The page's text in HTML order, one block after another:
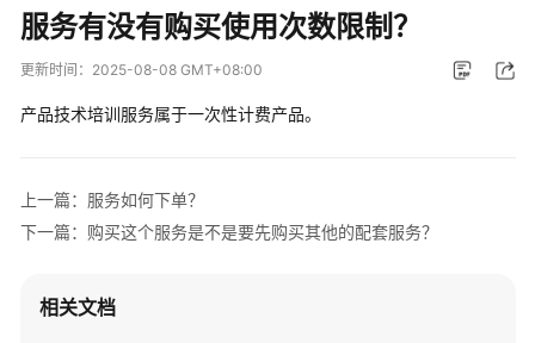
务
公
告
产
绍
介
服务有没有购买使用次数限制？
更新时间： 2025-08-08 GMT+08:00
产品技术培训服务属于一次性计费产品。
上一篇：服务如何下单？
下一篇：购买这个服务是不是要先购买其他的配套服务？
相关文档